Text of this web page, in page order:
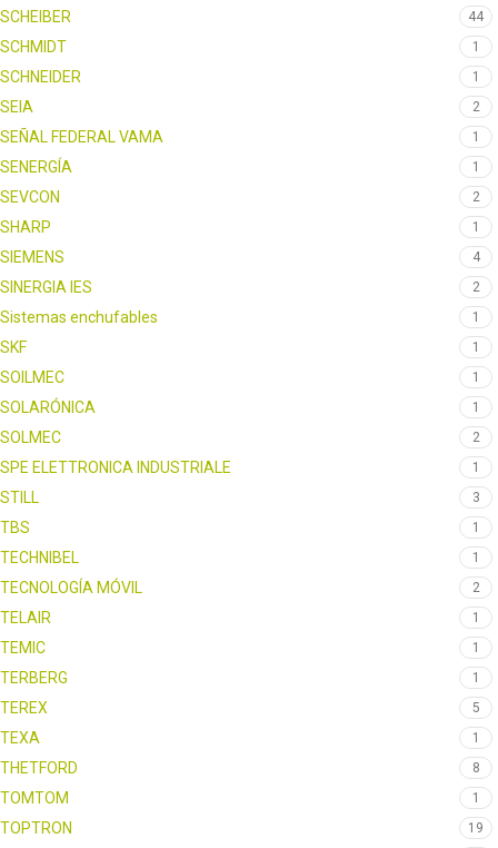
SCHEIBER 44
SCHMIDT 1
SCHNEIDER 1
SEIA 2
SEÑAL FEDERAL VAMA 1
SENERGÍA 1
SEVCON 2
SHARP 1
SIEMENS 4
SINERGIA IES 2
Sistemas enchufables 1
SKF 1
SOILMEC 1
SOLARÓNICA 1
SOLMEC 2
SPE ELETTRONICA INDUSTRIALE 1
STILL 3
TBS 1
TECHNIBEL 1
TECNOLOGÍA MÓVIL 2
TELAIR 1
TEMIC 1
TERBERG 1
TEREX 5
TEXA 1
THETFORD 8
TOMTOM 1
TOPTRON 19